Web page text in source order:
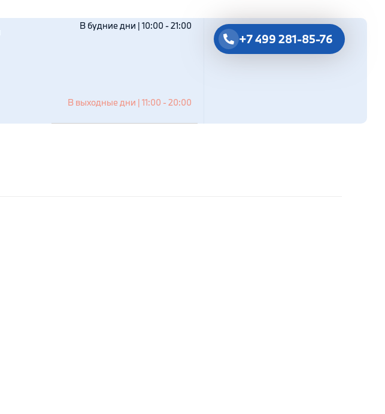
В будние дни | 10:00 - 21:00
В выходные дни | 11:00 - 20:00
+7 499 281-85-76